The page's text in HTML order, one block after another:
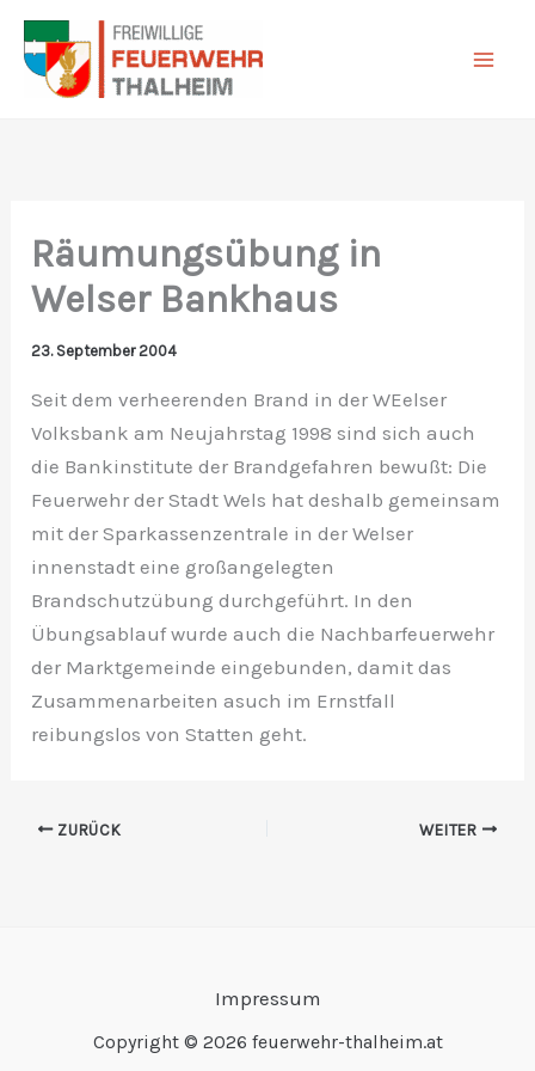
Zum
Inhalt
springen
Räumungsübung in
Welser Bankhaus
23. September 2004
Seit dem verheerenden Brand in der WEelser
Volksbank am Neujahrstag 1998 sind sich auch
die Bankinstitute der Brandgefahren bewußt: Die
Feuerwehr der Stadt Wels hat deshalb gemeinsam
mit der Sparkassenzentrale in der Welser
innenstadt eine großangelegten
Brandschutzübung durchgeführt. In den
Übungsablauf wurde auch die Nachbarfeuerwehr
der Marktgemeinde eingebunden, damit das
Zusammenarbeiten asuch im Ernstfall
reibungslos von Statten geht.
ZURÜCK WEITER
Impressum
Copyright © 2026 feuerwehr-thalheim.at